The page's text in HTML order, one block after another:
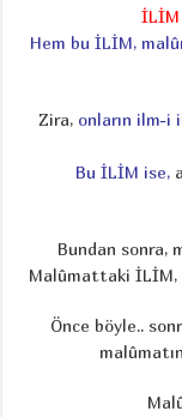
İLİM
Hem bu İLİM,
Zira, onların ilm-i
Bu İLİM ise,
Bundan sonra,
Malûmattaki İLİM,
Önce böyle..